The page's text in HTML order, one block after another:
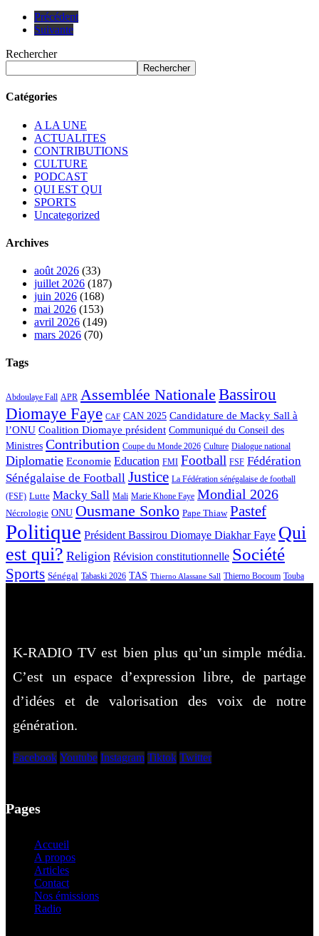
Précédent
Suivante
Rechercher
Rechercher
Catégories
A LA UNE
ACTUALITES
CONTRIBUTIONS
CULTURE
PODCAST
QUI EST QUI
SPORTS
Uncategorized
Archives
août 2026 (33)
juillet 2026 (187)
juin 2026 (168)
mai 2026 (153)
avril 2026 (149)
mars 2026 (70)
Tags
Abdoulaye Fall APR Assemblée Nationale Bassirou
Diomaye Faye CAF CAN 2025 Candidature de Macky Sall à
l’ONU Coalition Diomaye président Communiqué du Conseil des
Ministres Contribution Coupe du Monde 2026 Culture Dialogue national
Diplomatie Economie Education FMI Football FSF Fédération
Sénégalaise de Football Justice La Fédération sénégalaise de football
(FSF) Lutte Macky Sall Mali Marie Khone Faye Mondial 2026
Nécrologie ONU Ousmane Sonko Pape Thiaw Pastef
Politique Président Bassirou Diomaye Diakhar Faye Qui
est qui? Religion Révision constitutionnelle Société
Sports Sénégal Tabaski 2026 TAS Thierno Alassane Sall Thierno Bocoum Touba
K-RADIO TV est bien plus qu’un simple média.
C’est un espace d’expression libre, de partage
d’idées et de valorisation des voix de notre
génération.
Facebook Youtube Instagram Tiktok Twitter
Pages
Accueil
A propos
Articles
Contact
Nos émissions
Radio